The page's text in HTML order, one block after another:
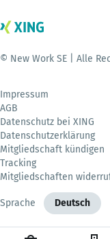
© New Work SE | Alle
Impressum
AGB
Datenschutz bei XING
Datenschutzerklärung
Mitgliedschaft kündigen
Tracking
Mitgliedschaften
Sprache Deutsch